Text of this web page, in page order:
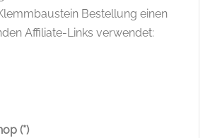
Bestellung einen
Affiliate-Links verwendet:
(*)